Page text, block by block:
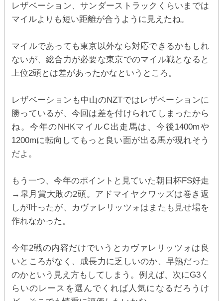
レザベーション、サンダーストラックくらいまでは
マイルよりも短い距離が合うように見えたね。
マイルであっても東京以外なら対応できるかもしれ
ないが、総合力が必要な東京でのマイル戦となると
上位2頭とは差があったかなというところ。
レザベーションも中山のNZTではレザベーションに
勝っているが、今回は差を付けられてしまったから
ね。今年のNHKマイルC出走馬は、今後1400mや
1200mに転向してもっと良い面が出る馬が現れそう
だよ。
もう一つ、今年のポイントと見ていた朝日杯FS好走
→皐月賞大敗の2頭。アドマイヤクワッズは巻き返
しが叶ったが、カヴァレリッツォはまたも見せ場を
作れなかった。
今年2戦の内容だけでいうとカヴァレリッツォは良
いところがなく、成長力に乏しいのか、早熟だった
のかという見え方もしてしまう。例えば、次にG3く
らいのレースを選んでくれば人気になるだろうけ